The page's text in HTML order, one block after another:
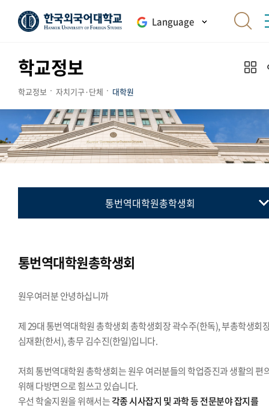
Language
학교정보
학교정보 자치기구·단체 대학원
통번역대학원총학생회
국제지역대학원총학생회
통번역대학원총학생회
원우여러분 안녕하십니까
제 29대 통번역대학원 총학생회 총학생회장 곽수주(한독), 부총학생회
심재환(한서), 총무 김수진(한일)입니다.
저희 통번역대학원 총학생회는 원우 여러분들의 학업증진과 생활의 편
위해 다방면으로 힘쓰고 있습니다.
우선 학술지원을 위해서는각종 시사잡지 및 과학 등 전문분야 잡지를